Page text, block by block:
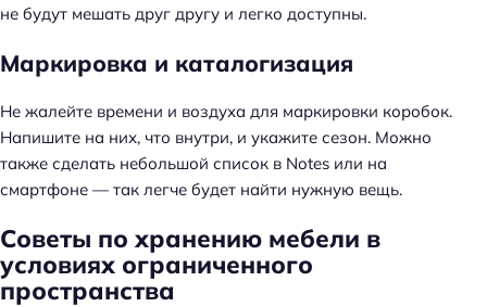
не будут мешать друг другу и легко доступны.
Маркировка и каталогизация
Не жалейте времени и воздуха для маркировки коробок.
Напишите на них, что внутри, и укажите сезон. Можно
также сделать небольшой список в Notes или на
смартфоне — так легче будет найти нужную вещь.
Советы по хранению мебели в
условиях ограниченного
пространства